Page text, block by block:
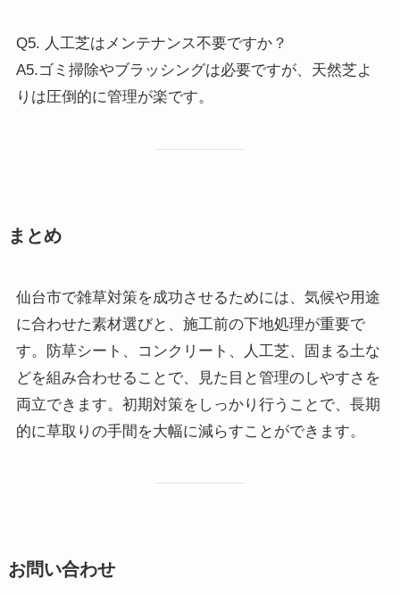
Q5. 人工芝はメンテナンス不要ですか？
A5.ゴミ掃除やブラッシングは必要ですが、天然芝よ
りは圧倒的に管理が楽です。
まとめ
仙台市で雑草対策を成功させるためには、気候や用途
に合わせた素材選びと、施工前の下地処理が重要で
す。防草シート、コンクリート、人工芝、固まる土な
どを組み合わせることで、見た目と管理のしやすさを
両立できます。初期対策をしっかり行うことで、長期
的に草取りの手間を大幅に減らすことができます。
お問い合わせ